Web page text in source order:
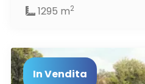
1295 m2
In Vendita